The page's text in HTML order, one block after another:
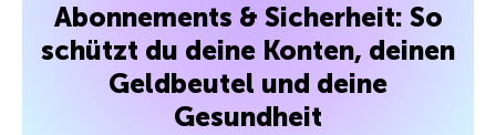
Abonnements & Sicherheit: So
schützt du deine Konten, deinen
Geldbeutel und deine
Gesundheit